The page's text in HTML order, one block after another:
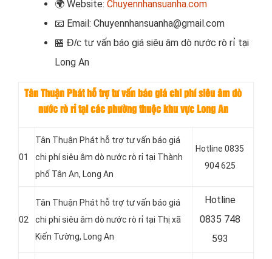
🌍 Website: Chuyennhansuanha.com
📧 Email: Chuyennhansuanha@gmail.com
🏪 Đ/c tư vấn báo giá siêu âm dò nước rò rỉ tại
Long An
Tân Thuận Phát hỗ trợ tư vấn báo giá chi phí siêu âm dò
nước rò rỉ tại các phường thuộc khu vực Long An
01
Tân Thuận Phát hỗ trợ tư vấn báo giá
chi phí siêu âm dò nước rò rỉ tại Thành
phố Tân An, Long An
Hotline 0835
904 625
02
Tân Thuận Phát hỗ trợ tư vấn báo giá
chi phí siêu âm dò nước rò rỉ tại Thị xã
Kiến Tường, Long An
Hotline
0835 748
593